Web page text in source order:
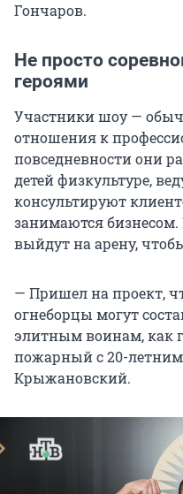
Гончаров.
Не просто
героями
Участники шоу —
отношения к
повседневности они
детей физкультуре,
консультируют
занимаются бизнесом.
выйдут на арену,
— Пришел на проект,
огнеборцы могут
элитным воинам, как
пожарный с 20-
Крыжановский.